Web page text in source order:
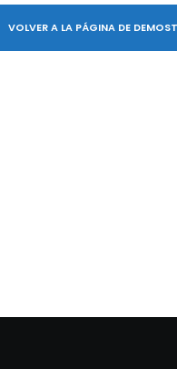
VOLVER A LA PÁGINA DE